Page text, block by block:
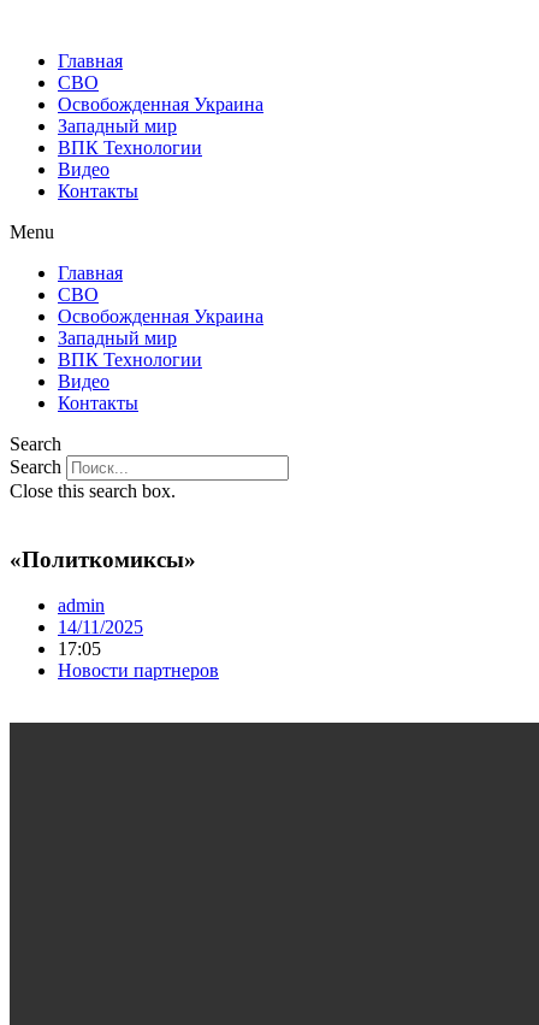
Главная
СВО
Освобожденная Украина
Западный мир
ВПК Технологии
Видео
Контакты
Menu
Главная
СВО
Освобожденная Украина
Западный мир
ВПК Технологии
Видео
Контакты
Search
Search
Close this search box.
«Политкомиксы»
admin
14/11/2025
17:05
Новости партнеров